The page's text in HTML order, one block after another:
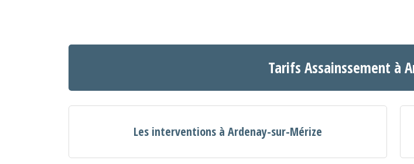
Tarifs Assainssement à
Les interventions à Ardenay-sur-Mérize